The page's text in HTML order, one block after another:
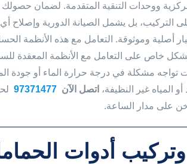
ووحدات التنقية المتقدمة. لضمان
التركيب، بل يشمل الصيانة الدورية وإصلاح
أصلية وموثوقة. التعامل مع هذه الأنظمة
خاص على التعامل مع الأنظمة المعقدة
تواجه مشكلة في درجة حرارة الماء أو جودة
المياه غير النظيفة، اتصل الآن 97371477
على مدار الساعة.
وتركيب أدوات